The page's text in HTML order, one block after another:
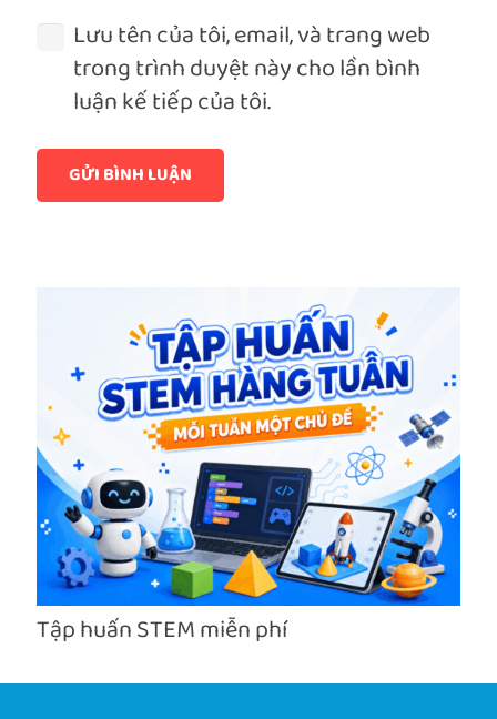
Lưu tên của tôi, email, và trang web
trong trình duyệt này cho lần bình
luận kế tiếp của tôi.
GỬI BÌNH LUẬN
Tập huấn STEM miễn phí